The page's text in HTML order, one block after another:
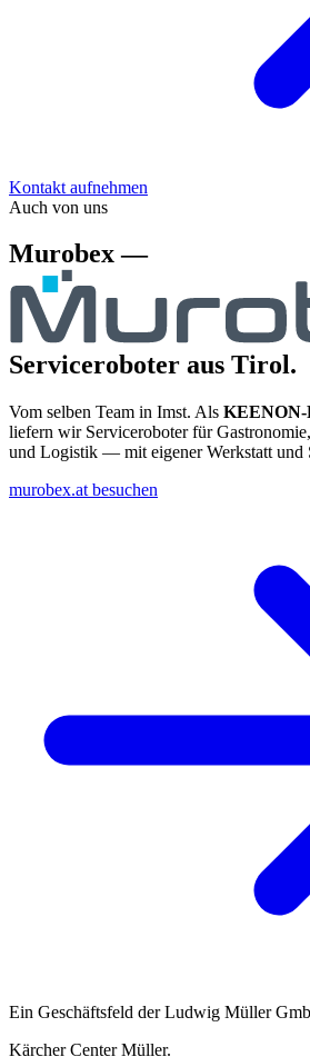
Kontakt aufnehmen
Auch von uns
Murobex —
Serviceroboter aus Tirol.
Vom selben Team in Imst. Als KEENON-
liefern wir Serviceroboter für
und Logistik — mit eigener Werkstatt und
murobex.at besuchen
Ein Geschäftsfeld der Ludwig Müller
Kärcher Center Müller.